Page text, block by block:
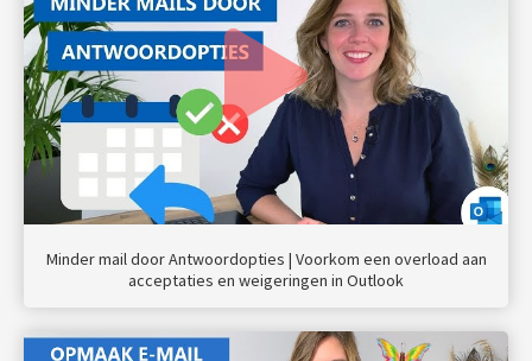
Minder mail door Antwoordopties | Voorkom een overload aan
acceptaties en weigeringen in Outlook